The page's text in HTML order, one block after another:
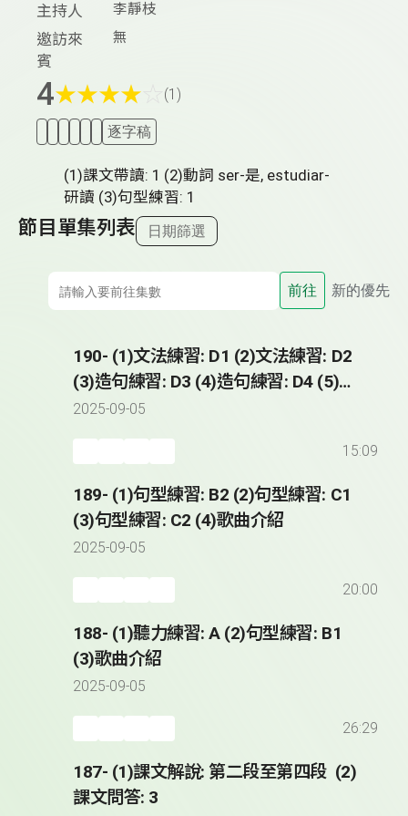
主持人 李靜枝
邀訪來
賓
無
4★★★★ (1)
逐字稿
(1)課文帶讀: 1 (2)動詞 ser-是, estudiar-
研讀 (3)句型練習: 1
節目單集列表 日期篩選
前往 新的優先
190- (1)文法練習: D1 (2)文法練習: D2
(3)造句練習: D3 (4)造句練習: D4 (5)歌
曲介紹
2025-09-05
15:09
189- (1)句型練習: B2 (2)句型練習: C1
(3)句型練習: C2 (4)歌曲介紹
2025-09-05
20:00
188- (1)聽力練習: A (2)句型練習: B1
(3)歌曲介紹
2025-09-05
26:29
187- (1)課文解說: 第二段至第四段 (2)
課文問答: 3